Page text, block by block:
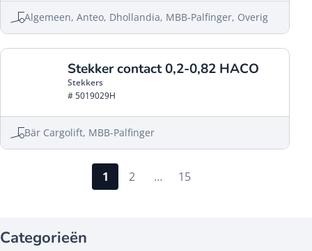
Algemeen, Anteo, Dhollandia, MBB-Palfinger, Overig
Stekker contact 0,2-0,82 HACO
Stekkers
# 5019029H
Bär Cargolift, MBB-Palfinger
1 2 … 15
Categorieën